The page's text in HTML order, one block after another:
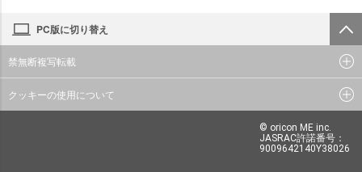
PC版に切り替え
禁無断複写転載
クッキーの使用について
© oricon ME inc.
JASRAC許諾番号：
9009642140Y38026